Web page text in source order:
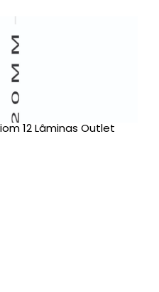
12 Lâminas Outlet